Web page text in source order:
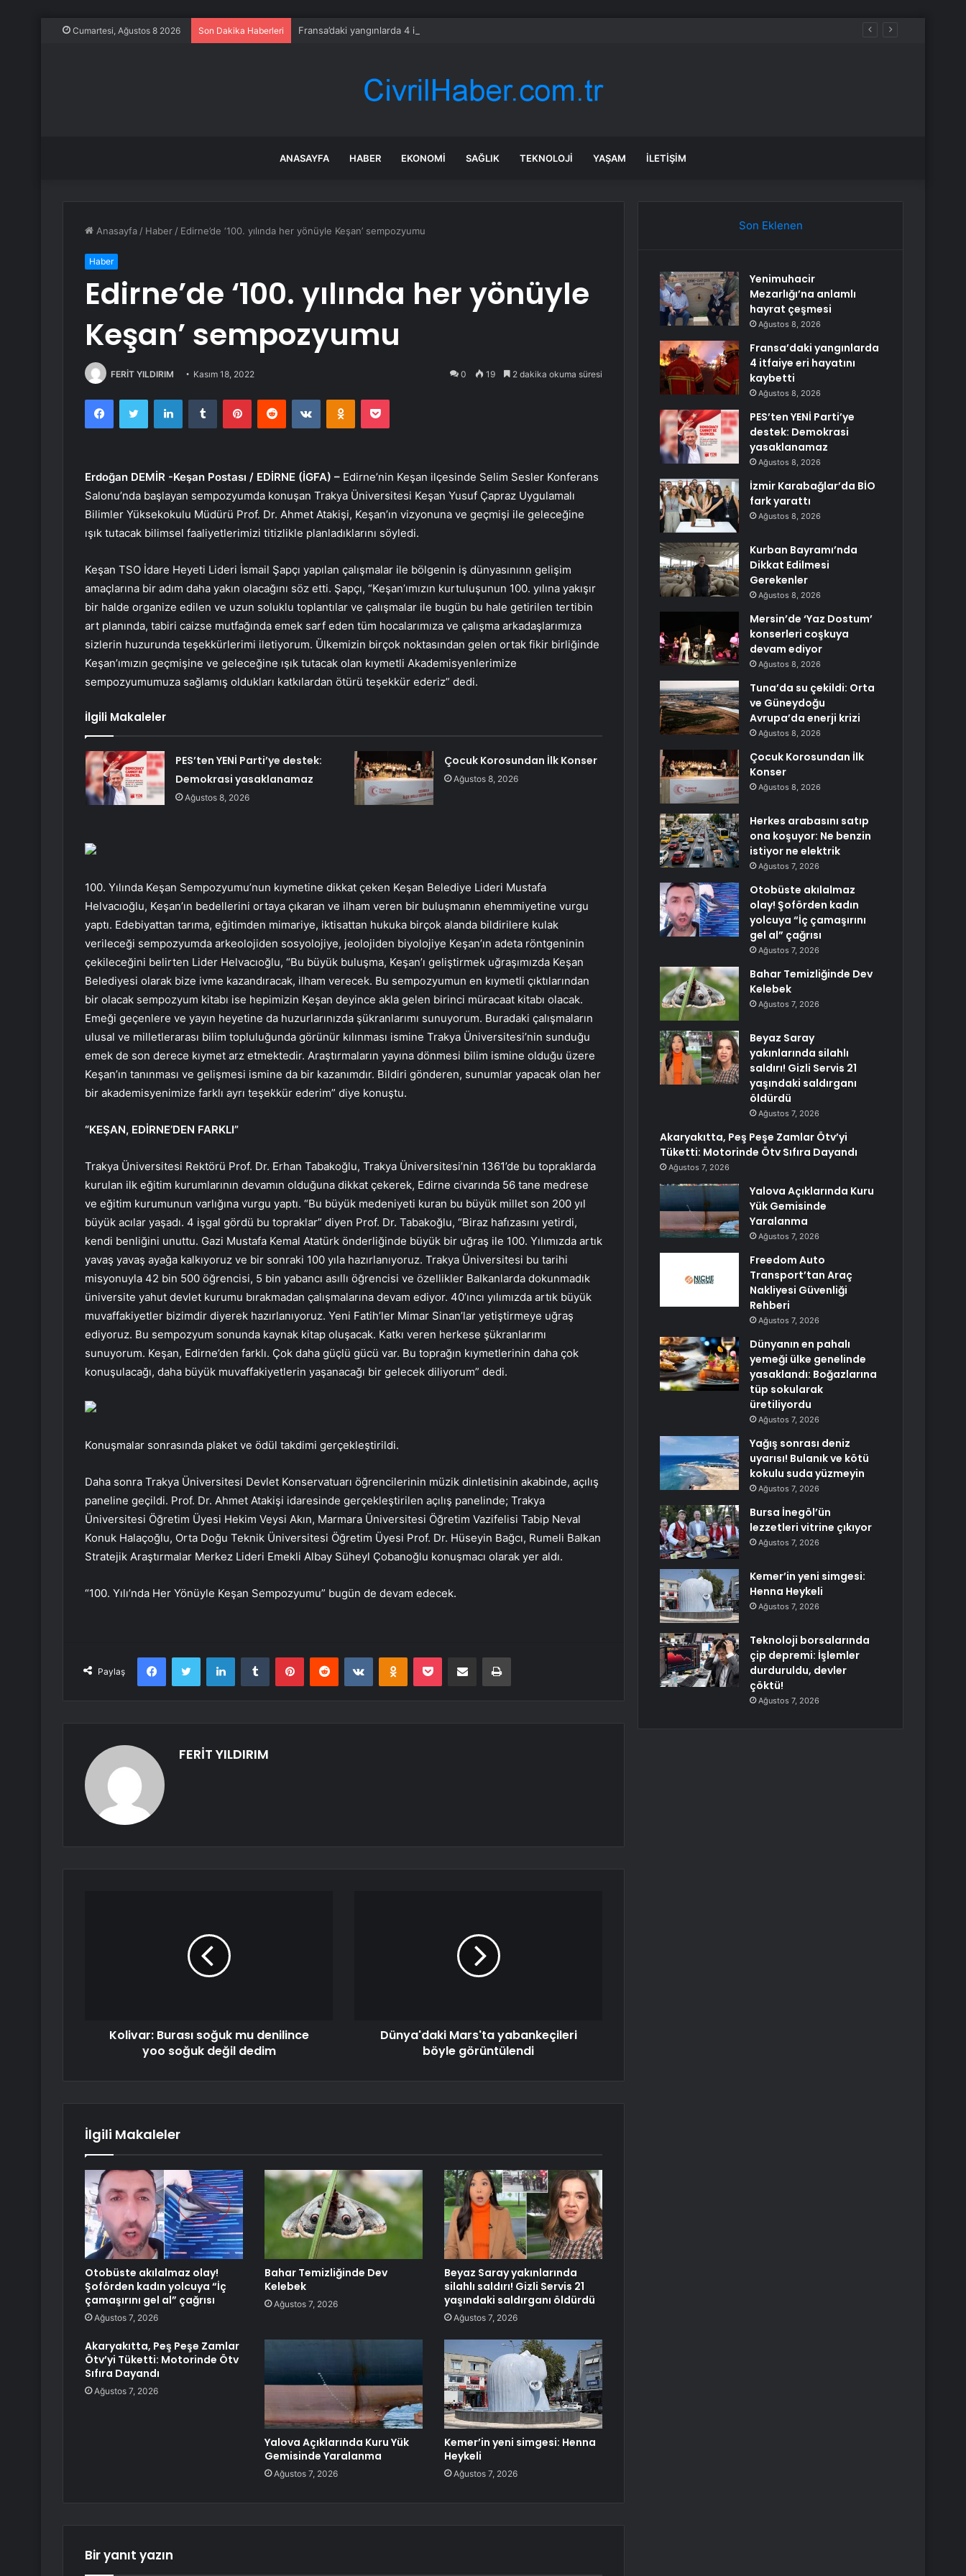
Cumartesi, Ağustos 8 2026 Son Dakika Haberleri Fransa’daki yangınlarda 4 itfaiye eri hayatını kaybetti
ANASAYFA HABER EKONOMI SAĞLIK TEKNOLOJI YAŞAM İLETIŞIM
Anasayfa / Haber / Edirne’de ‘100. yılında her yönüyle Keşan’ sempozyumu
Haber
Edirne’de ‘100. yılında her yönüyle
Keşan’ sempozyumu
FERİT YILDIRIM Kasım 18, 2022 0 19 2 dakika okuma süresi
FacebookTwitter LinkedInTumblr PinterestReddit VKontakteOdnoklassniki
Pocket
Erdoğan DEMİR -Keşan Postası / EDİRNE (İGFA) – Edirne’nin Keşan ilçesinde Selim Sesler Konferans
Salonu’nda başlayan sempozyumda konuşan Trakya Üniversitesi Keşan Yusuf Çapraz Uygulamalı
Bilimler Yüksekokulu Müdürü Prof. Dr. Ahmet Atakişi, Keşan’ın vizyonuna ve geçmişi ile geleceğine
ışık tutacak bilimsel faaliyetlerimizi titizlikle planladıklarını söyledi.
Keşan TSO İdare Heyeti Lideri İsmail Şapçı yapılan çalışmalar ile bölgenin iş dünyasınınn gelişim
amaçlarına bir adım daha yakın olacağını söz etti. Şapçı, “Keşan’ımızın kurtuluşunun 100. yılına yakışır
bir halde organize edilen ve uzun soluklu toplantılar ve çalışmalar ile bugün bu hale getirilen tertibin
art planında, tabiri caizse mutfağında emek sarf eden tüm hocalarımıza ve çalışma arkadaşlarımıza
sizlerin huzurunda teşekkürlerimi iletiyorum. Ülkemizin birçok noktasından gelen ortak fikir birliğinde
Keşan’ımızın geçmişine ve geleceğine ışık tutacak olan kıymetli Akademisyenlerimize
sempozyumumuza sağlamış oldukları katkılardan ötürü teşekkür ederiz” dedi.
İlgili Makaleler
PES’ten YENİ Parti’ye destek:
Demokrasi yasaklanamaz
Ağustos 8, 2026
Çocuk Korosundan İlk Konser
Ağustos 8, 2026
100. Yılında Keşan Sempozyumu’nun kıymetine dikkat çeken Keşan Belediye Lideri Mustafa
Helvacıoğlu, Keşan’ın bedellerini ortaya çıkaran ve ilham veren bir buluşmanın ehemmiyetine vurgu
yaptı. Edebiyattan tarıma, eğitimden mimariye, iktisattan hukuka birçok alanda bildirilere kulak
verileceği sempozyumda arkeolojiden sosyolojiye, jeolojiden biyolojiye Keşan’ın adeta röntgeninin
çekileceğini belirten Lider Helvacıoğlu, “Bu büyük buluşma, Keşan’ı geliştirmek uğraşımızda Keşan
Belediyesi olarak bize ivme kazandıracak, ilham verecek. Bu sempozyumun en kıymetli çıktılarından
bir olacak sempozyum kitabı ise hepimizin Keşan deyince akla gelen birinci müracaat kitabı olacak.
Emeği geçenlere ve yayın heyetine da huzurlarınızda şükranlarımı sunuyorum. Buradaki çalışmaların
ulusal ve milletlerarası bilim topluluğunda görünür kılınması ismine Trakya Üniversitesi’nin sunduğu
emek de son derece kıymet arz etmektedir. Araştırmaların yayına dönmesi bilim ismine olduğu üzere
Keşan’ın tanınması ve gelişmesi ismine da bir kazanımdır. Bildiri gönderen, sunumlar yapacak olan her
bir akademisyenimize farklı ayrı teşekkür ederim” diye konuştu.
“KEŞAN, EDİRNE’DEN FARKLI”
Trakya Üniversitesi Rektörü Prof. Dr. Erhan Tabakoğlu, Trakya Üniversitesi’nin 1361’de bu topraklarda
kurulan ilk eğitim kurumlarının devamın olduğuna dikkat çekerek, Edirne civarında 56 tane medrese
ve eğitim kurumunun varlığına vurgu yaptı. “Bu büyük medeniyeti kuran bu büyük millet son 200 yıl
büyük acılar yaşadı. 4 işgal gördü bu topraklar” diyen Prof. Dr. Tabakoğlu, “Biraz hafızasını yetirdi,
kendi benliğini unuttu. Gazi Mustafa Kemal Atatürk önderliğinde büyük bir uğraş ile 100. Yılımızda artık
yavaş yavaş ayağa kalkıyoruz ve bir sonraki 100 yıla hazırlanıyoruz. Trakya Üniversitesi bu tarihi
misyonuyla 42 bin 500 öğrencisi, 5 bin yabancı asıllı öğrencisi ve özellikler Balkanlarda dokunmadık
üniversite yahut devlet kurumu bırakmadan çalışmalarına devam ediyor. 40’ıncı yılımızda artık büyük
muvaffakiyetler bizimdir diyerek hazırlanıyoruz. Yeni Fatih’ler Mimar Sinan’lar yetiştirmeye uğraş
ediyoruz. Bu sempozyum sonunda kaynak kitap oluşacak. Katkı veren herkese şükranlarımı
sunuyorum. Keşan, Edirne’den farklı. Çok daha güçlü gücü var. Bu toprağın kıymetlerinin daha çok
konuşulacağı, daha büyük muvaffakiyetlerin yaşanacağı bir gelecek diliyorum” dedi.
Konuşmalar sonrasında plaket ve ödül takdimi gerçekleştirildi.
Daha sonra Trakya Üniversitesi Devlet Konservatuarı öğrencilerinin müzik dinletisinin akabinde, açılış
paneline geçildi. Prof. Dr. Ahmet Atakişi idaresinde gerçekleştirilen açılış panelinde; Trakya
Üniversitesi Öğretim Üyesi Hekim Veysi Akın, Marmara Üniversitesi Öğretim Vazifelisi Tabip Neval
Konuk Halaçoğlu, Orta Doğu Teknik Üniversitesi Öğretim Üyesi Prof. Dr. Hüseyin Bağcı, Rumeli Balkan
Stratejik Araştırmalar Merkez Lideri Emekli Albay Süheyl Çobanoğlu konuşmacı olarak yer aldı.
“100. Yılı’nda Her Yönüyle Keşan Sempozyumu” bugün de devam edecek.
Paylaş
FacebookTwitter LinkedInTumblr PinterestReddit VKontakteOdnoklassniki
Pocket E-Posta ile paylaş Yazdır
FERİT YILDIRIM
Kolivar: Burası soğuk mu denilince
yoo soğuk değil dedim
Dünya'daki Mars'ta yabankeçileri
böyle görüntülendi
İlgili Makaleler
Otobüste akılalmaz olay!
Şoförden kadın yolcuya “İç
çamaşırını gel al” çağrısı
Ağustos 7, 2026
Bahar Temizliğinde Dev
Kelebek
Ağustos 7, 2026
Beyaz Saray yakınlarında
silahlı saldırı! Gizli Servis 21
yaşındaki saldırganı öldürdü
Ağustos 7, 2026
Akaryakıtta, Peş Peşe Zamlar
Ötv’yi Tüketti: Motorinde Ötv
Sıfıra Dayandı
Ağustos 7, 2026
Yalova Açıklarında Kuru Yük
Gemisinde Yaralanma
Ağustos 7, 2026
Kemer’in yeni simgesi: Henna
Heykeli
Ağustos 7, 2026
Bir yanıt yazın
Son Eklenen
Yenimuhacir
Mezarlığı’na anlamlı
hayrat çeşmesi
Ağustos 8, 2026
Fransa’daki yangınlarda
4 itfaiye eri hayatını
kaybetti
Ağustos 8, 2026
PES’ten YENİ Parti’ye
destek: Demokrasi
yasaklanamaz
Ağustos 8, 2026
İzmir Karabağlar’da BİO
fark yarattı
Ağustos 8, 2026
Kurban Bayramı’nda
Dikkat Edilmesi
Gerekenler
Ağustos 8, 2026
Mersin’de ‘Yaz Dostum’
konserleri coşkuya
devam ediyor
Ağustos 8, 2026
Tuna’da su çekildi: Orta
ve Güneydoğu
Avrupa’da enerji krizi
Ağustos 8, 2026
Çocuk Korosundan İlk
Konser
Ağustos 8, 2026
Herkes arabasını satıp
ona koşuyor: Ne benzin
istiyor ne elektrik
Ağustos 7, 2026
Otobüste akılalmaz
olay! Şoförden kadın
yolcuya “İç çamaşırını
gel al” çağrısı
Ağustos 7, 2026
Bahar Temizliğinde Dev
Kelebek
Ağustos 7, 2026
Beyaz Saray
yakınlarında silahlı
saldırı! Gizli Servis 21
yaşındaki saldırganı
öldürdü
Ağustos 7, 2026
Akaryakıtta, Peş Peşe Zamlar Ötv’yi
Tüketti: Motorinde Ötv Sıfıra Dayandı
Ağustos 7, 2026
Yalova Açıklarında Kuru
Yük Gemisinde
Yaralanma
Ağustos 7, 2026
Freedom Auto
Transport’tan Araç
Nakliyesi Güvenliği
Rehberi
Ağustos 7, 2026
Dünyanın en pahalı
yemeği ülke genelinde
yasaklandı: Boğazlarına
tüp sokularak
üretiliyordu
Ağustos 7, 2026
Yağış sonrası deniz
uyarısı! Bulanık ve kötü
kokulu suda yüzmeyin
Ağustos 7, 2026
Bursa İnegöl’ün
lezzetleri vitrine çıkıyor
Ağustos 7, 2026
Kemer’in yeni simgesi:
Henna Heykeli
Ağustos 7, 2026
Teknoloji borsalarında
çip depremi: İşlemler
durduruldu, devler
çöktü!
Ağustos 7, 2026